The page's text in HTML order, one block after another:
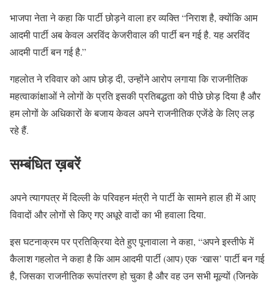
भाजपा नेता ने कहा कि पार्टी छोड़ने वाला हर व्यक्ति “निराश है, क्योंकि आम
आदमी पार्टी अब केवल अरविंद केजरीवाल की पार्टी बन गई है. यह अरविंद
आदमी पार्टी बन गई है.”
गहलोत ने रविवार को आप छोड़ दी, उन्होंने आरोप लगाया कि राजनीतिक
महत्वाकांक्षाओं ने लोगों के प्रति इसकी प्रतिबद्धता को पीछे छोड़ दिया है और
हम लोगों के अधिकारों के बजाय केवल अपने राजनीतिक एजेंडे के लिए लड़
रहे हैं.
सम्बंधित ख़बरें
अपने त्यागपत्र में दिल्ली के परिवहन मंत्री ने पार्टी के सामने हाल ही में आए
विवादों और लोगों से किए गए अधूरे वादों का भी हवाला दिया.
इस घटनाक्रम पर प्रतिक्रिया देते हुए पूनावाला ने कहा, “अपने इस्तीफे में
कैलाश गहलोत ने कहा है कि आम आदमी पार्टी (आप) एक ‘खास’ पार्टी बन गई
है, जिसका राजनीतिक रूपांतरण हो चुका है और वह उन सभी मूल्यों (जिनके